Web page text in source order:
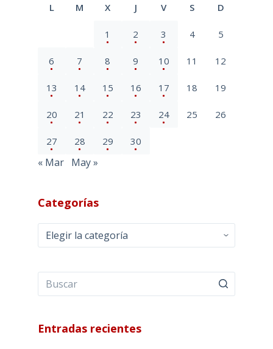
L M X J V S D
1 2 3 4 5
6 7 8 9 10 11 12
13 14 15 16 17 18 19
20 21 22 23 24 25 26
27 28 29 30
« Mar May »
Categorías
Categorías
Entradas recientes